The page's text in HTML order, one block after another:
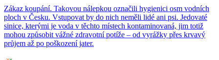
Zákaz koupání. Takovou nálepkou označili hygienici osm vodních
ploch v Česku. Vstupovat by do nich neměli lidé ani psi. Jedovaté
sinice, kterými je voda v těchto místech kontaminovaná, jim totiž
mohou způsobit vážné zdravotní potíže – od vyrážky přes krvavý
průjem až po poškození jater.